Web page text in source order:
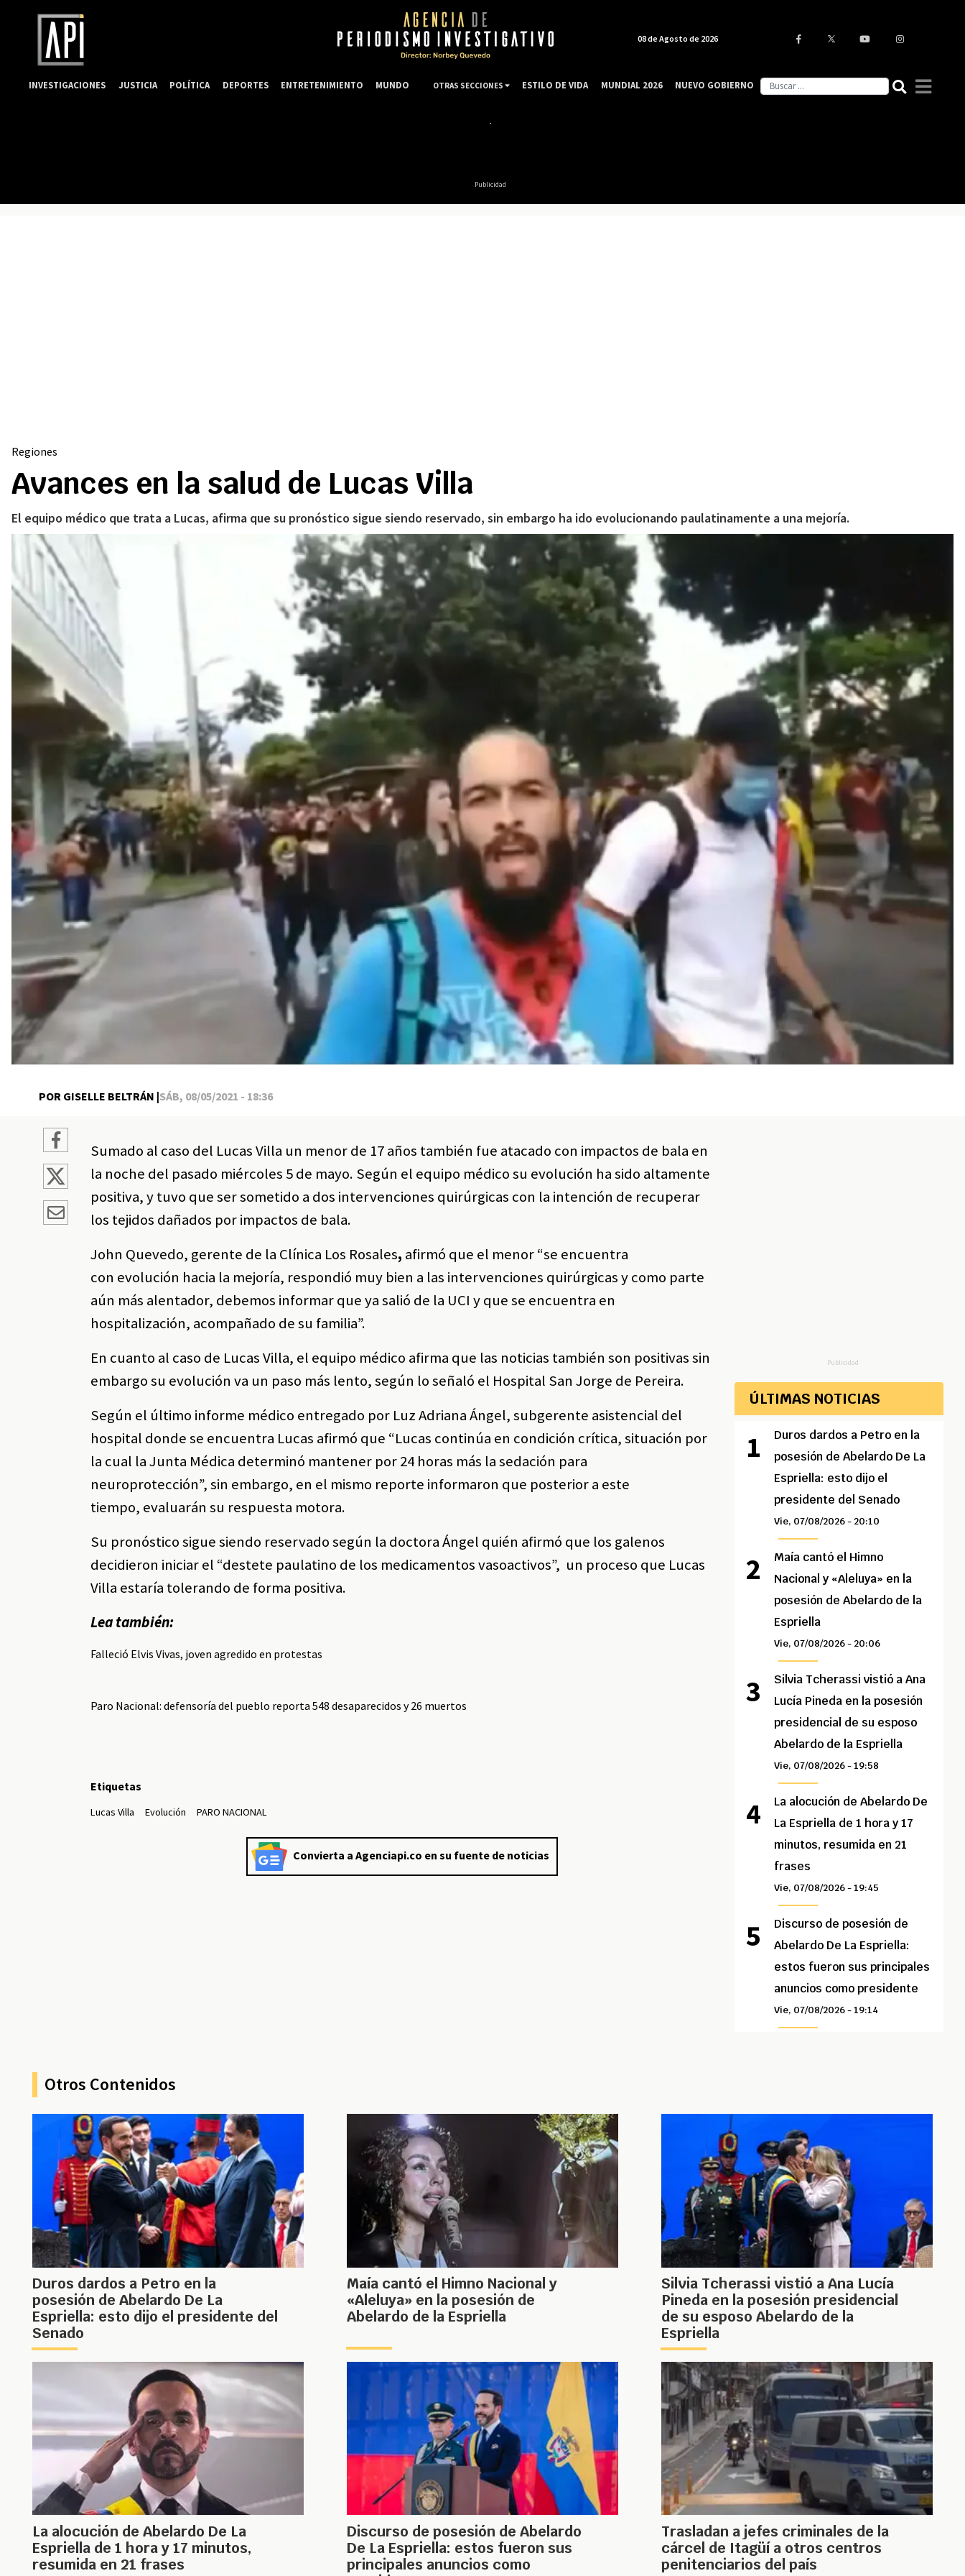
Publicidad
Regiones
Avances en la salud de Lucas Villa
El equipo médico que trata a Lucas, afirma que su pronóstico sigue siendo reservado, sin embargo ha ido evolucionando paulatinamente a una mejoría.
POR GISELLE BELTRÁN |SÁB, 08/05/2021 - 18:36
Sumado al caso del Lucas Villa un menor de 17 años también fue atacado con impactos de bala en
la noche del pasado miércoles 5 de mayo. Según el equipo médico su evolución ha sido altamente
positiva, y tuvo que ser sometido a dos intervenciones quirúrgicas con la intención de recuperar
los tejidos dañados por impactos de bala.
John Quevedo, gerente de la Clínica Los Rosales, afirmó que el menor “se encuentra
con evolución hacia la mejoría, respondió muy bien a las intervenciones quirúrgicas y como parte
aún más alentador, debemos informar que ya salió de la UCI y que se encuentra en
hospitalización, acompañado de su familia”.
En cuanto al caso de Lucas Villa, el equipo médico afirma que las noticias también son positivas sin
embargo su evolución va un paso más lento, según lo señaló el Hospital San Jorge de Pereira.
Según el último informe médico entregado por Luz Adriana Ángel, subgerente asistencial del
hospital donde se encuentra Lucas afirmó que “Lucas continúa en condición crítica, situación por
la cual la Junta Médica determinó mantener por 24 horas más la sedación para
neuroprotección”, sin embargo, en el mismo reporte informaron que posterior a este
tiempo, evaluarán su respuesta motora.
Su pronóstico sigue siendo reservado según la doctora Ángel quién afirmó que los galenos
decidieron iniciar el “destete paulatino de los medicamentos vasoactivos”, un proceso que Lucas
Villa estaría tolerando de forma positiva.
Lea también:
Falleció Elvis Vivas, joven agredido en protestas
Paro Nacional: defensoría del pueblo reporta 548 desaparecidos y 26 muertos
Etiquetas
Lucas Villa Evolución PARO NACIONAL
Convierta a Agenciapi.co en su fuente de noticias
Publicidad
ÚLTIMAS NOTICIAS
Duros dardos a Petro en la
posesión de Abelardo De La
Espriella: esto dijo el
presidente del Senado
Vie, 07/08/2026 - 20:10
Maía cantó el Himno
Nacional y «Aleluya» en la
posesión de Abelardo de la
Espriella
Vie, 07/08/2026 - 20:06
Silvia Tcherassi vistió a Ana
Lucía Pineda en la posesión
presidencial de su esposo
Abelardo de la Espriella
Vie, 07/08/2026 - 19:58
La alocución de Abelardo De
La Espriella de 1 hora y 17
minutos, resumida en 21
frases
Vie, 07/08/2026 - 19:45
Discurso de posesión de
Abelardo De La Espriella:
estos fueron sus principales
anuncios como presidente
Vie, 07/08/2026 - 19:14
Otros Contenidos
Duros dardos a Petro en la
posesión de Abelardo De La
Espriella: esto dijo el presidente del
Senado
Maía cantó el Himno Nacional y
«Aleluya» en la posesión de
Abelardo de la Espriella
Silvia Tcherassi vistió a Ana Lucía
Pineda en la posesión presidencial
de su esposo Abelardo de la
Espriella
La alocución de Abelardo De La
Espriella de 1 hora y 17 minutos,
resumida en 21 frases
Discurso de posesión de Abelardo
De La Espriella: estos fueron sus
principales anuncios como
Trasladan a jefes criminales de la
cárcel de Itagüí a otros centros
penitenciarios del país
08 de Agosto de 2026
INVESTIGACIONES JUSTICIA POLÍTICA DEPORTES ENTRETENIMIENTO MUNDO OTRAS SECCIONES ESTILO DE VIDA MUNDIAL 2026 NUEVO GOBIERNO